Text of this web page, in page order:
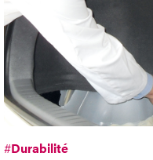
#Durabilité